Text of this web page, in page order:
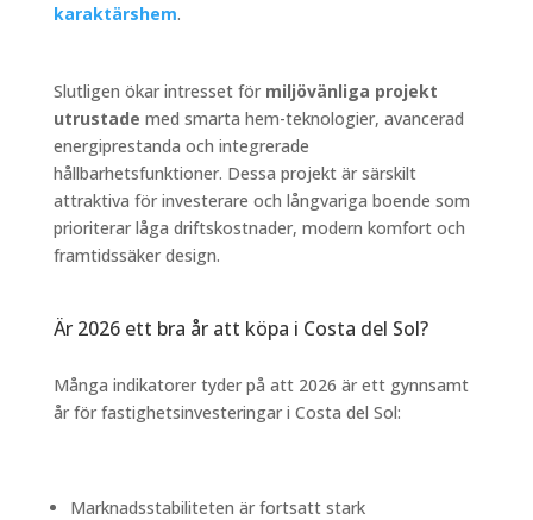
karaktärshem.
Slutligen ökar intresset för miljövänliga projekt
utrustade med smarta hem-teknologier, avancerad
energiprestanda och integrerade
hållbarhetsfunktioner. Dessa projekt är särskilt
attraktiva för investerare och långvariga boende som
prioriterar låga driftskostnader, modern komfort och
framtidssäker design.
Är 2026 ett bra år att köpa i Costa del Sol?
Många indikatorer tyder på att 2026 är ett gynnsamt
år för fastighetsinvesteringar i Costa del Sol:
Marknadsstabiliteten är fortsatt stark